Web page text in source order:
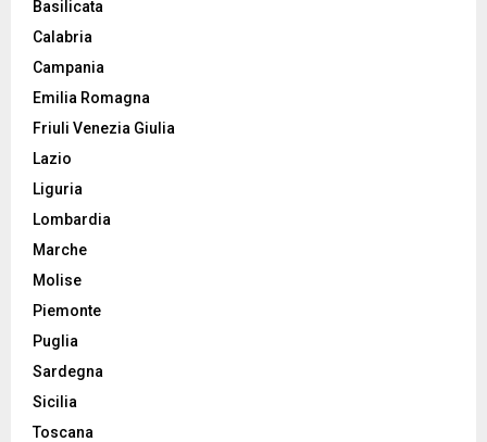
Basilicata
Calabria
Campania
Emilia Romagna
Friuli Venezia Giulia
Lazio
Liguria
Lombardia
Marche
Molise
Piemonte
Puglia
Sardegna
Sicilia
Toscana